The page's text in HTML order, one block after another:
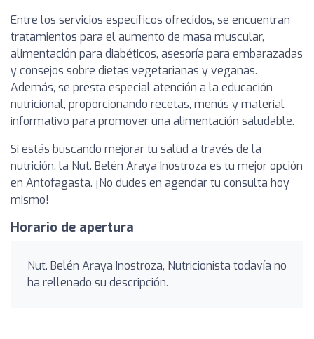
Entre los servicios específicos ofrecidos, se encuentran
tratamientos para el aumento de masa muscular,
alimentación para diabéticos, asesoría para embarazadas
y consejos sobre dietas vegetarianas y veganas.
Además, se presta especial atención a la educación
nutricional, proporcionando recetas, menús y material
informativo para promover una alimentación saludable.
Si estás buscando mejorar tu salud a través de la
nutrición, la Nut. Belén Araya Inostroza es tu mejor opción
en Antofagasta. ¡No dudes en agendar tu consulta hoy
mismo!
Horario de apertura
Nut. Belén Araya Inostroza, Nutricionista todavía no
ha rellenado su descripción.